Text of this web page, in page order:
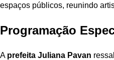
espaços públicos, reunindo
Programação
A prefeita Juliana Pavan